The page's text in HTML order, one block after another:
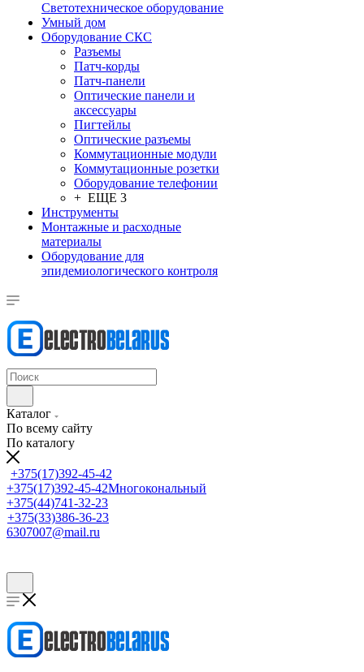
Светотехническое оборудование
Умный дом
Оборудование СКС
Разъемы
Патч-корды
Патч-панели
Оптические панели и
аксессуары
Пигтейлы
Оптические разъемы
Коммутационные модули
Коммутационные розетки
Оборудование телефонии
+ ЕЩЕ 3
Инструменты
Монтажные и расходные
материалы
Оборудование для
эпидемиологического контроля
Каталог
По всему сайту
По каталогу
+375(17)392-45-42
+375(17)392-45-42Многокональный
+375(44)741-32-23
+375(33)386-36-23
6307007@mail.ru